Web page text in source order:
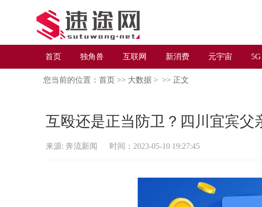
首页 独角兽 互联网 新消费 元宇宙 5G
您当前的位置： 首页 >> 大数据 > >> 正文
互殴还是正当防卫？四川宜宾父
来源: 奔流新闻 时间：2023-05-10 19:27:45